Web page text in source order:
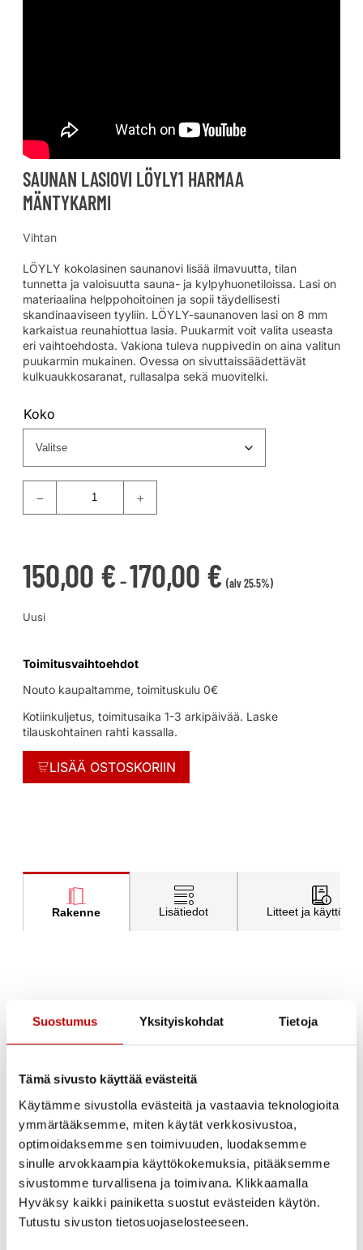
Suostumus Yksityiskohdat Tietoja
Tämä sivusto käyttää evästeitä
Käytämme sivustolla evästeitä ja vastaavia teknologioita
ymmärtääksemme, miten käytät verkkosivustoa,
optimoidaksemme sen toimivuuden, luodaksemme
sinulle arvokkaampia käyttökokemuksia, pitääksemme
sivustomme turvallisena ja toimivana. Klikkaamalla
Hyväksy kaikki painiketta suostut evästeiden käytön.
Tutustu sivuston tietosuojaselosteeseen.
SAUNAN LASIOVI LÖYLY1 HARMAA
MÄNTYKARMI
Vihtan
LÖYLY kokolasinen saunanovi lisää ilmavuutta, tilan
tunnetta ja valoisuutta sauna- ja kylpyhuonetiloissa. Lasi on
materiaalina helppohoitoinen ja sopii täydellisesti
skandinaaviseen tyyliin. LÖYLY-saunanoven lasi on 8 mm
karkaistua reunahiottua lasia. Puukarmit voit valita useasta
eri vaihtoehdosta. Vakiona tuleva nuppivedin on aina valitun
puukarmin mukainen. Ovessa on sivuttaissäädettävät
kulkuaukkosaranat, rullasalpa sekä muovitelki.
Koko
− +
150,00 €–170,00 € (alv 25.5%)
Uusi
Toimitusvaihtoehdot
Nouto kaupaltamme, toimituskulu 0€
Kotiinkuljetus, toimitusaika 1-3 arkipäivää. Laske
tilauskohtainen rahti kassalla.
LISÄÄ OSTOSKORIIN
Rakenne Lisätiedot Litteet ja
Saunan lasioven
rakenne
Ovilevy
Reunahiottu karkaistu 8 mm turvalasi
Lasin väri
Läpinäkyvä harmaa
Saranat